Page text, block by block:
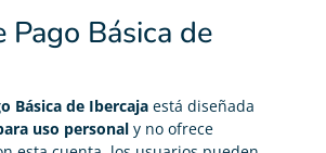
Pago Básica de
Básica de Ibercaja está diseñada
uso personal y no ofrece